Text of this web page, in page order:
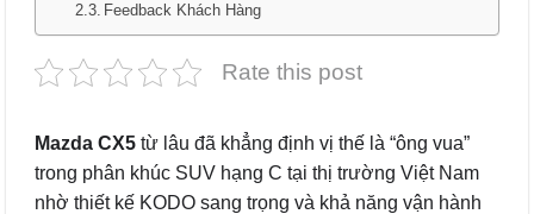
Feedback Khách Hàng
Rate this post
Mazda CX5 từ lâu đã khẳng định vị thế là “ông vua”
trong phân khúc SUV hạng C tại thị trường Việt Nam
nhờ thiết kế KODO sang trọng và khả năng vận hành